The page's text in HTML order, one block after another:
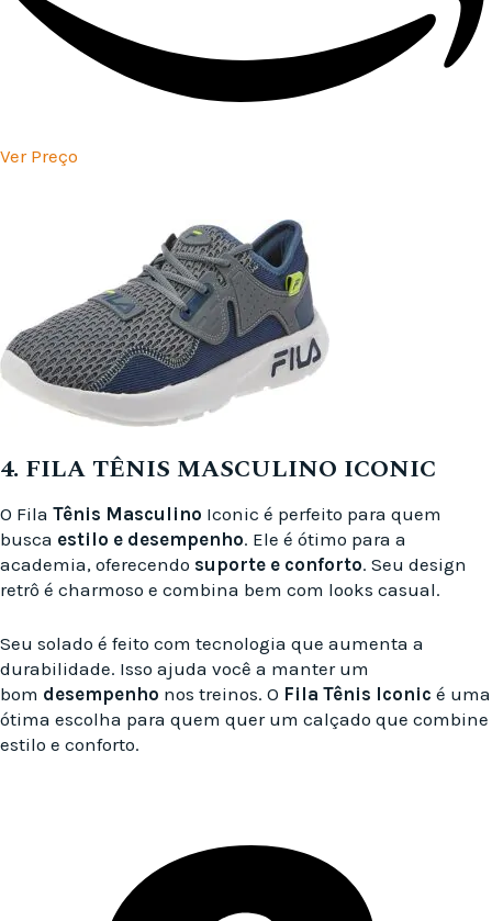
Ver Preço
4. FILA TÊNIS MASCULINO ICONIC
O Fila Tênis Masculino Iconic é perfeito para quem
busca estilo e desempenho. Ele é ótimo para a
academia, oferecendo suporte e conforto. Seu design
retrô é charmoso e combina bem com looks casual.
Seu solado é feito com tecnologia que aumenta a
durabilidade. Isso ajuda você a manter um
bom desempenho nos treinos. O Fila Tênis Iconic é uma
ótima escolha para quem quer um calçado que combine
estilo e conforto.